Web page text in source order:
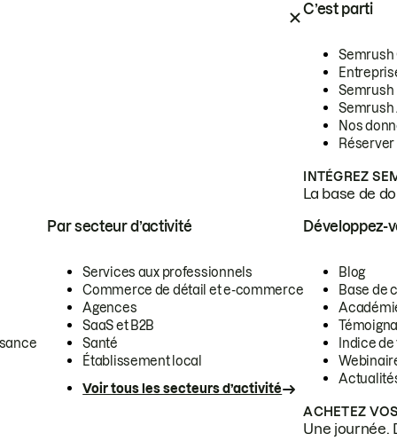
C’est parti
Semrush
Semrush
Semrush
Nos
INTÉGREZ
La base de
Par secteur d’activité
Services aux professionnels
Commerce de détail et e-commerce
Agences
SaaS et B2B
Santé
Établissement local
Voir tous les secteurs d’activité
Développez-
Blog
Base de
Indice
ACHETEZ
Une journée.